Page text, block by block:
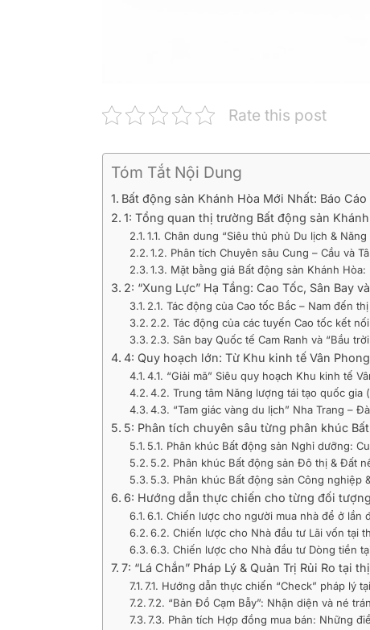
Rate this post
Tóm Tắt Nội Dung
Bất động sản Khánh Hòa Mới Nhất: Báo
1: Tổng quan thị trường Bất động sản
1.1. Chân dung “Siêu thủ phủ Du lịch &
1.2. Phân tích Chuyên sâu Cung – Cầu và
1.3. Mặt bằng giá Bất động sản Khánh
2: “Xung Lực” Hạ Tầng: Cao Tốc, Sân Bay
2.1. Tác động của Cao tốc Bắc – Nam đến
2.2. Tác động của các tuyến Cao tốc kết
2.3. Sân bay Quốc tế Cam Ranh và “Bầu
4: Quy hoạch lớn: Từ Khu kinh tế Vân
4.1. “Giải mã” Siêu quy hoạch Khu kinh tế
4.2. Trung tâm Năng lượng tái tạo quốc
4.3. “Tam giác vàng du lịch” Nha Trang –
5: Phân tích chuyên sâu từng phân khúc
5.1. Phân khúc Bất động sản Nghỉ dưỡng:
5.2. Phân khúc Bất động sản Đô thị & Đất
5.3. Phân khúc Bất động sản Công nghiệp
6: Hướng dẫn thực chiến cho từng đối
6.1. Chiến lược cho người mua nhà để ở lần
6.2. Chiến lược cho Nhà đầu tư Lãi vốn tại
6.3. Chiến lược cho Nhà đầu tư Dòng tiền
7: “Lá Chắn” Pháp Lý & Quản Trị Rủi Ro tại
7.1. Hướng dẫn thực chiến “Check” pháp lý
7.2. “Bản Đồ Cạm Bẫy”: Nhận diện và né
7.3. Phân tích Hợp đồng mua bán: Những